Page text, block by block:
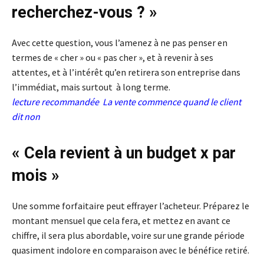
recherchez-vous ? »
Avec cette question, vous l’amenez à ne pas penser en
termes de « cher » ou « pas cher », et à revenir à ses
attentes, et à l’intérêt qu’en retirera son entreprise dans
l’immédiat, mais surtout à long terme.
lecture recommandée La vente commence quand le client
dit non
« Cela revient à un budget x par
mois »
Une somme forfaitaire peut effrayer l’acheteur. Préparez le
montant mensuel que cela fera, et mettez en avant ce
chiffre, il sera plus abordable, voire sur une grande période
quasiment indolore en comparaison avec le bénéfice retiré.